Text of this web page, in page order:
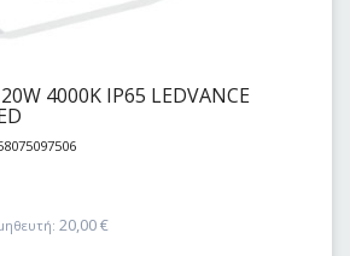
4000Κ IP65 LEDVANCE
20,00€